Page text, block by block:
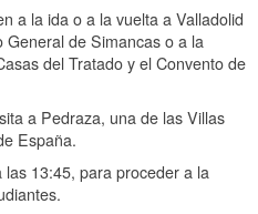
a la ida o a la vuelta a Valladolid
de Simancas o a la
del Tratado y el Convento de
a Pedraza, una de las Villas
España.
las 13:45, para proceder a la